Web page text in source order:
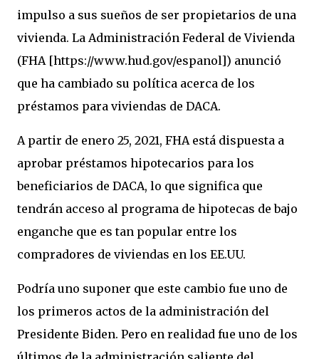
impulso a sus sueños de ser propietarios de una
vivienda. La Administración Federal de Vivienda
(FHA [https://www.hud.gov/espanol]) anunció
que ha cambiado su política acerca de los
préstamos para viviendas de DACA.
A partir de enero 25, 2021, FHA está dispuesta a
aprobar préstamos hipotecarios para los
beneficiarios de DACA, lo que significa que
tendrán acceso al programa de hipotecas de bajo
enganche que es tan popular entre los
compradores de viviendas en los EE.UU.
Podría uno suponer que este cambio fue uno de
los primeros actos de la administración del
Presidente Biden. Pero en realidad fue uno de los